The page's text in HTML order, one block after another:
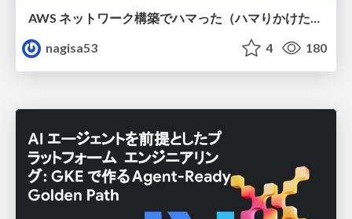
AWS ネットワーク構築でハマった（ハマりかけた） 5選とそこから得た教訓
nagisa53
4 180